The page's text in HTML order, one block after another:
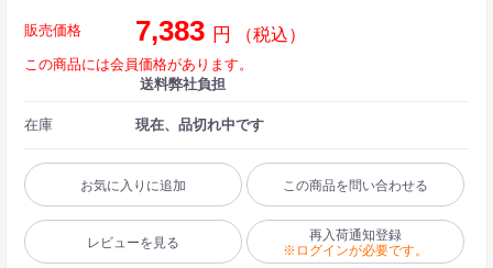
販売価格 7,383 円 （税込）
この商品には会員価格があります。
送料弊社負担
在庫 現在、品切れ中です
お気に入りに追加 この商品を問い合わせる
レビューを見る
再入荷通知登録
※ログインが必要です。